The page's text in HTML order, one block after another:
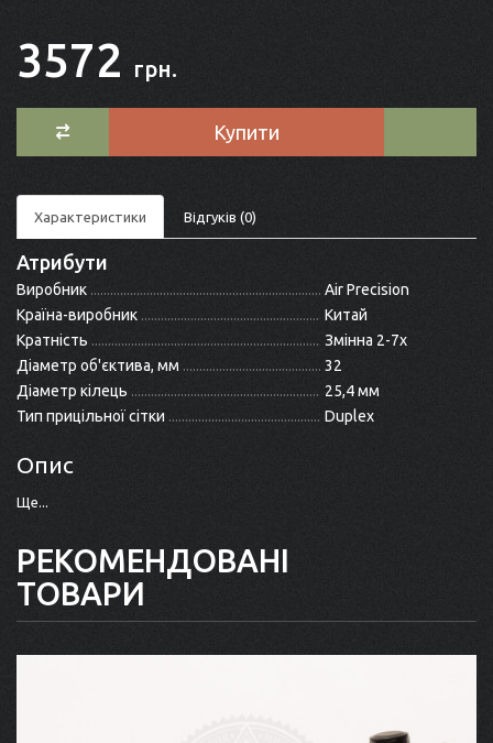
3572 грн.
Купити
Характеристики Відгуків (0)
Атрибути
Виробник
Air Precision
Країна-виробник
Китай
Кратність
Змінна 2-7x
Діаметр об'єктива, мм
32
Діаметр кілець
25,4 мм
Тип прицільної сітки
Duplex
Опис
Ще...
РЕКОМЕНДОВАНІ
ТОВАРИ